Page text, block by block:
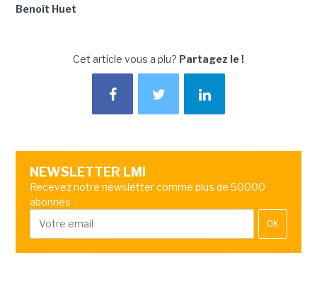
Benoît Huet
Cet article vous a plu? Partagez le !
NEWSLETTER LMI
Recevez notre newsletter comme plus de 50000
abonnés
OK